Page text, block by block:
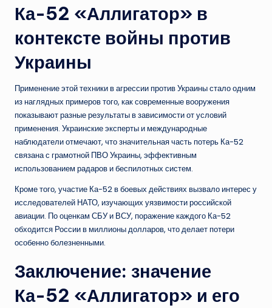
Ка-52 «Аллигатор» в
контексте войны против
Украины
Применение этой техники в агрессии против Украины стало одним
из наглядных примеров того, как современные вооружения
показывают разные результаты в зависимости от условий
применения. Украинские эксперты и международные
наблюдатели отмечают, что значительная часть потерь Ка-52
связана с грамотной ПВО Украины, эффективным
использованием радаров и беспилотных систем.
Кроме того, участие Ка-52 в боевых действиях вызвало интерес у
исследователей НАТО, изучающих уязвимости российской
авиации. По оценкам СБУ и ВСУ, поражение каждого Ка-52
обходится России в миллионы долларов, что делает потери
особенно болезненными.
Заключение: значение
Ка-52 «Аллигатор» и его